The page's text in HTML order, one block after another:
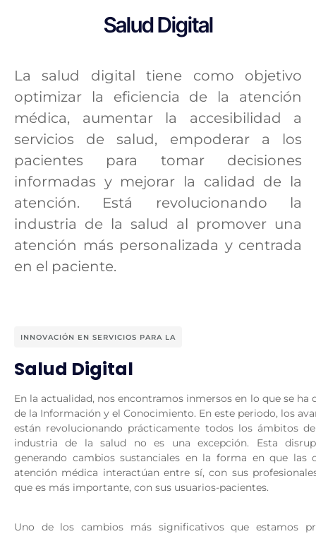
Salud Digital
La salud digital tiene como objetivo
optimizar la eficiencia de la atención
médica, aumentar la accesibilidad a
servicios de salud, empoderar a los
pacientes para tomar decisiones
informadas y mejorar la calidad de la
atención. Está revolucionando la
industria de la salud al promover una
atención más personalizada y centrada
en el paciente.
INNOVACIÓN EN SERVICIOS PARA LA
Salud Digital
En la actualidad, nos encontramos inmersos en lo que se ha
de la Información y el Conocimiento. En este periodo, los
están revolucionando prácticamente todos los ámbitos
industria de la salud no es una excepción. Esta
generando cambios sustanciales en la forma en que las
atención médica interactúan entre sí, con sus
que es más importante, con sus usuarios-pacientes.
Uno de los cambios más significativos que estamos